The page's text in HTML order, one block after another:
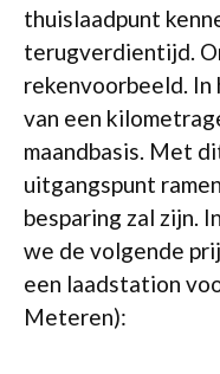
thuislaadpunt
terugverdientijd.
rekenvoorbeeld.
van een
maandbasis. Met
uitgangspunt
besparing zal zijn.
we de volgende
een laadstation
Meteren):